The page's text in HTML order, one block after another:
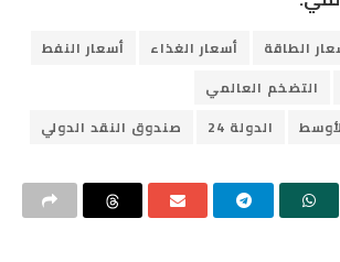
الطاقة أسعار الغذاء
أسعار النفط
التضخم العالمي
الدولة 24 صندوق النقد الدولي